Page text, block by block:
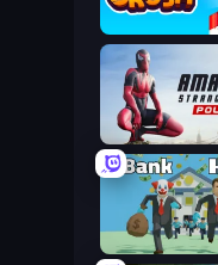
Build and Crush
Bank Heist